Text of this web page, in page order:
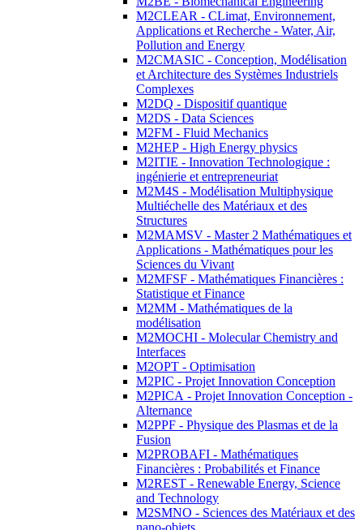
M2CLEAR - CLimat, Environnement,
Applications et Recherche - Water, Air,
Pollution and Energy
M2CMASIC - Conception, Modélisation
et Architecture des Systèmes Industriels
Complexes
M2DQ - Dispositif quantique
M2DS - Data Sciences
M2FM - Fluid Mechanics
M2HEP - High Energy physics
M2ITIE - Innovation Technologique :
ingénierie et entrepreneuriat
M2M4S - Modélisation Multiphysique
Multiéchelle des Matériaux et des
Structures
M2MAMSV - Master 2 Mathématiques et
Applications - Mathématiques pour les
Sciences du Vivant
M2MFSF - Mathématiques Financières :
Statistique et Finance
M2MM - Mathématiques de la
modélisation
M2MOCHI - Molecular Chemistry and
Interfaces
M2OPT - Optimisation
M2PIC - Projet Innovation Conception
M2PICA - Projet Innovation Conception -
Alternance
M2PPF - Physique des Plasmas et de la
Fusion
M2PROBAFI - Mathématiques
Financières : Probabilités et Finance
M2REST - Renewable Energy, Science
and Technology
M2SMNO - Sciences des Matériaux et des
nano-objets